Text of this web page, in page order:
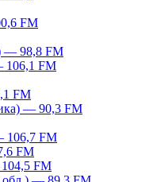
FM
— 98,8 FM
106,1 FM
FM
— 90,3 FM
106,7 FM
FM
FM